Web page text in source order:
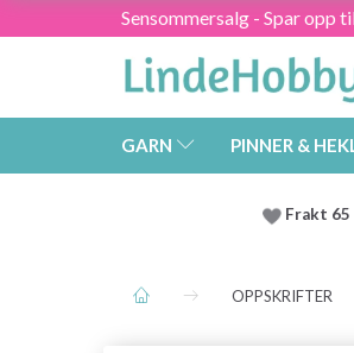
Sensommersalg - Spar opp
GARN PINNER &
Frakt
OPPSKRIFTER